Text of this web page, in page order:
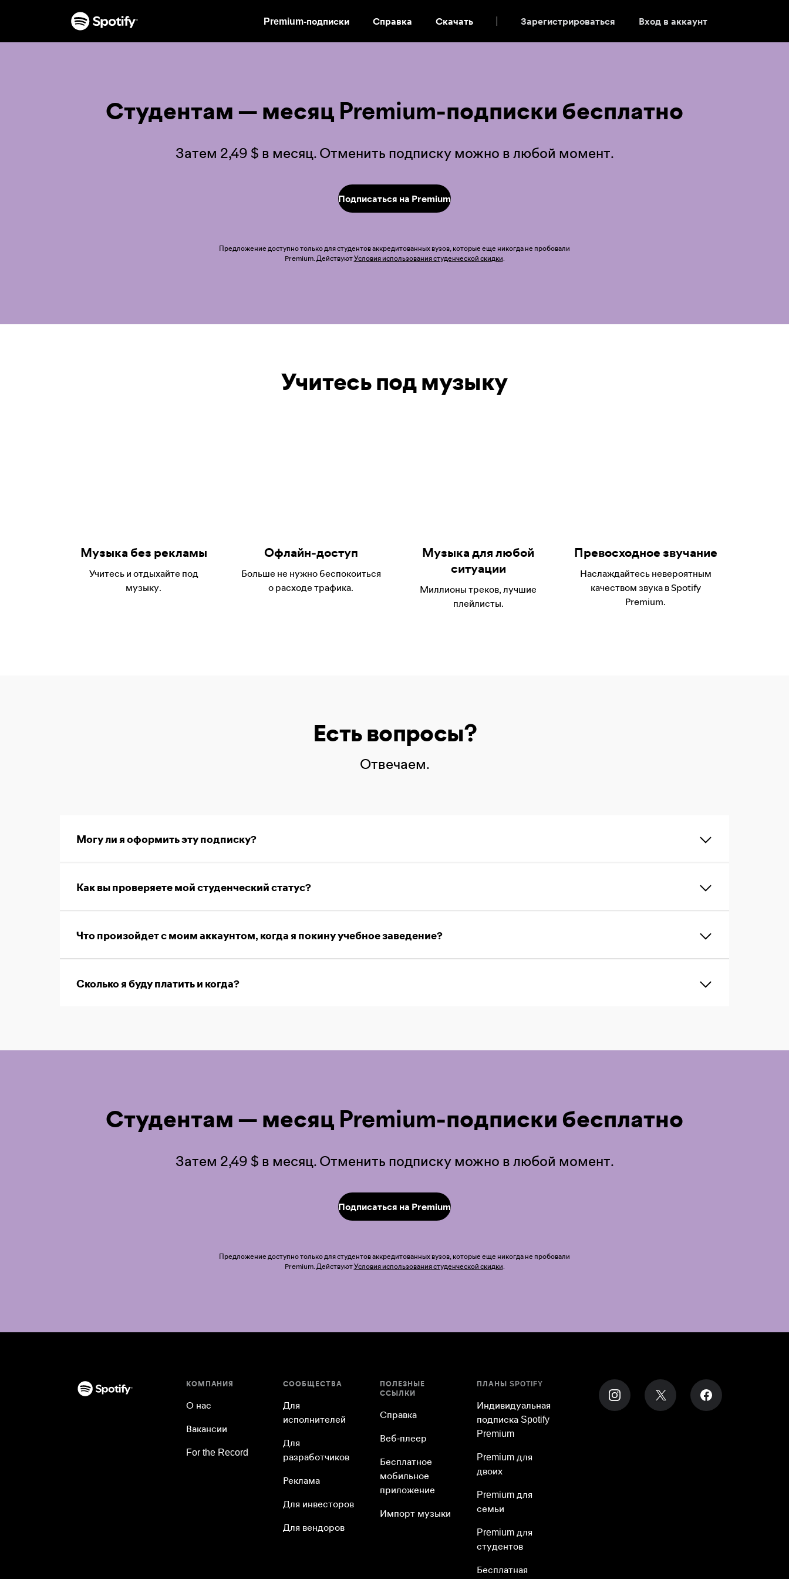
ПЕРЕЙТИ
К
Premium-подписки Справка Скачать Зарегистрироваться Вход в аккаунт
Студентам — месяц Premium-подписки бесплатно
Затем 2,49 $ в месяц. Отменить подписку можно в любой момент.
Подписаться на Premium
Предложение доступно только для студентов аккредитованных вузов, которые еще никогда не пробовали
Premium. ДействуютУсловия использования студенческой скидки.
Учитесь под музыку
Музыка без рекламы
Учитесь и отдыхайте под
музыку.
Офлайн-доступ
Больше не нужно беспокоиться
о расходе трафика.
Музыка для любой
ситуации
Миллионы треков, лучшие
плейлисты.
Превосходное звучание
Наслаждайтесь невероятным
качеством звука в Spotify
Premium.
Есть вопросы?
Отвечаем.
Могу ли я оформить эту подписку?
Как вы проверяете мой студенческий статус?
Что произойдет с моим аккаунтом, когда я покину учебное заведение?
Сколько я буду платить и когда?
Студентам — месяц Premium-подписки бесплатно
Затем 2,49 $ в месяц. Отменить подписку можно в любой момент.
Подписаться на Premium
Предложение доступно только для студентов аккредитованных вузов, которые еще никогда не пробовали
Premium. ДействуютУсловия использования студенческой скидки.
КОМПАНИЯ
О нас
Вакансии
For the Record
СООБЩЕСТВА
Для
исполнителей
Для
разработчиков
Реклама
Для инвесторов
Для вендоров
ПОЛЕЗНЫЕ
ССЫЛКИ
Справка
Веб-плеер
Бесплатное
мобильное
приложение
Импорт музыки
ПЛАНЫ SPOTIFY
Индивидуальная
подписка Spotify
Premium
Premium для
двоих
Premium для
семьи
Premium для
студентов
Бесплатная